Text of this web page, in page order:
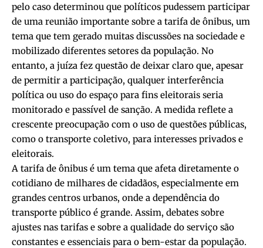
pelo caso determinou que políticos pudessem participar
de uma reunião importante sobre a tarifa de ônibus, um
tema que tem gerado muitas discussões na sociedade e
mobilizado diferentes setores da população. No
entanto, a juíza fez questão de deixar claro que, apesar
de permitir a participação, qualquer interferência
política ou uso do espaço para fins eleitorais seria
monitorado e passível de sanção. A medida reflete a
crescente preocupação com o uso de questões públicas,
como o transporte coletivo, para interesses privados e
eleitorais.
A tarifa de ônibus é um tema que afeta diretamente o
cotidiano de milhares de cidadãos, especialmente em
grandes centros urbanos, onde a dependência do
transporte público é grande. Assim, debates sobre
ajustes nas tarifas e sobre a qualidade do serviço são
constantes e essenciais para o bem-estar da população.